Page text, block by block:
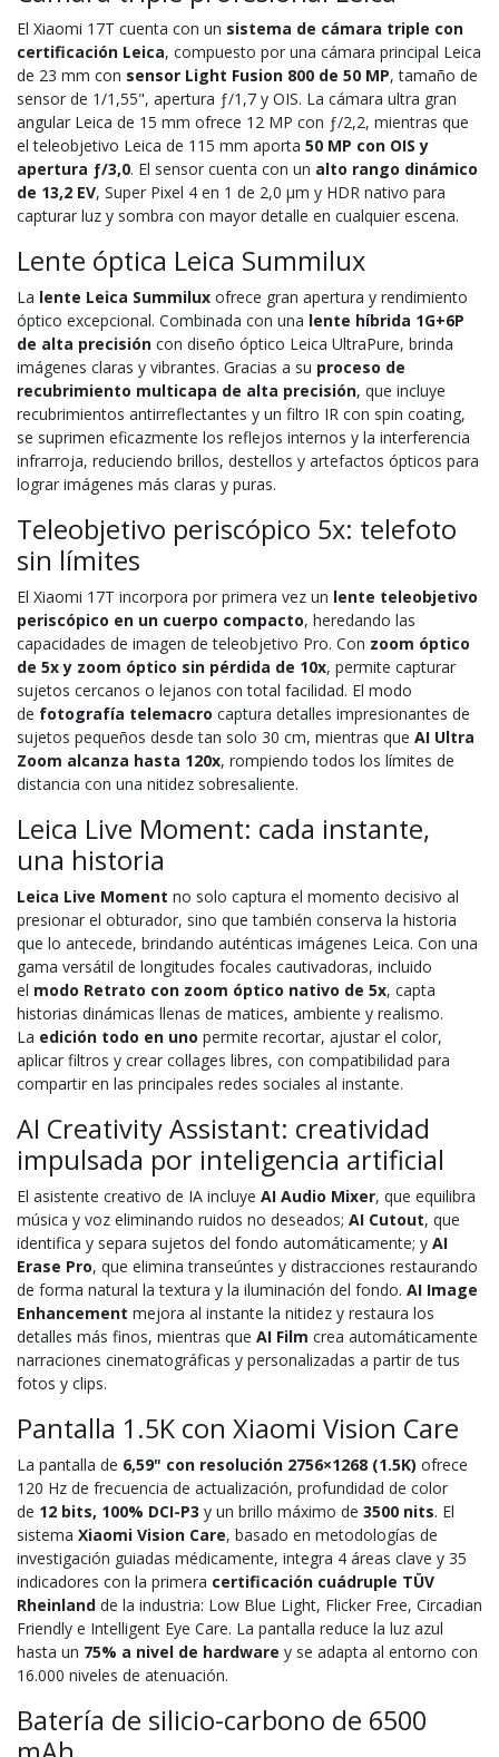
El Xiaomi 17T cuenta con un sistema de cámara triple con
certificación Leica, compuesto por una cámara principal Leica
de 23 mm con sensor Light Fusion 800 de 50 MP, tamaño de
sensor de 1/1,55", apertura ƒ/1,7 y OIS. La cámara ultra gran
angular Leica de 15 mm ofrece 12 MP con ƒ/2,2, mientras que
el teleobjetivo Leica de 115 mm aporta 50 MP con OIS y
apertura ƒ/3,0. El sensor cuenta con un alto rango dinámico
de 13,2 EV, Super Pixel 4 en 1 de 2,0 µm y HDR nativo para
capturar luz y sombra con mayor detalle en cualquier escena.
Lente óptica Leica Summilux
La lente Leica Summilux ofrece gran apertura y rendimiento
óptico excepcional. Combinada con una lente híbrida 1G+6P
de alta precisión con diseño óptico Leica UltraPure, brinda
imágenes claras y vibrantes. Gracias a su proceso de
recubrimiento multicapa de alta precisión, que incluye
recubrimientos antirreflectantes y un filtro IR con spin coating,
se suprimen eficazmente los reflejos internos y la interferencia
infrarroja, reduciendo brillos, destellos y artefactos ópticos para
lograr imágenes más claras y puras.
Teleobjetivo periscópico 5x: telefoto
sin límites
El Xiaomi 17T incorpora por primera vez un lente teleobjetivo
periscópico en un cuerpo compacto, heredando las
capacidades de imagen de teleobjetivo Pro. Con zoom óptico
de 5x y zoom óptico sin pérdida de 10x, permite capturar
sujetos cercanos o lejanos con total facilidad. El modo
de fotografía telemacro captura detalles impresionantes de
sujetos pequeños desde tan solo 30 cm, mientras que AI Ultra
Zoom alcanza hasta 120x, rompiendo todos los límites de
distancia con una nitidez sobresaliente.
Leica Live Moment: cada instante,
una historia
Leica Live Moment no solo captura el momento decisivo al
presionar el obturador, sino que también conserva la historia
que lo antecede, brindando auténticas imágenes Leica. Con una
gama versátil de longitudes focales cautivadoras, incluido
el modo Retrato con zoom óptico nativo de 5x, capta
historias dinámicas llenas de matices, ambiente y realismo.
La edición todo en uno permite recortar, ajustar el color,
aplicar filtros y crear collages libres, con compatibilidad para
compartir en las principales redes sociales al instante.
AI Creativity Assistant: creatividad
impulsada por inteligencia artificial
El asistente creativo de IA incluye AI Audio Mixer, que equilibra
música y voz eliminando ruidos no deseados; AI Cutout, que
identifica y separa sujetos del fondo automáticamente; y AI
Erase Pro, que elimina transeúntes y distracciones restaurando
de forma natural la textura y la iluminación del fondo. AI Image
Enhancement mejora al instante la nitidez y restaura los
detalles más finos, mientras que AI Film crea automáticamente
narraciones cinematográficas y personalizadas a partir de tus
fotos y clips.
Pantalla 1.5K con Xiaomi Vision Care
La pantalla de 6,59" con resolución 2756×1268 (1.5K) ofrece
120 Hz de frecuencia de actualización, profundidad de color
de 12 bits, 100% DCI-P3 y un brillo máximo de 3500 nits. El
sistema Xiaomi Vision Care, basado en metodologías de
investigación guiadas médicamente, integra 4 áreas clave y 35
indicadores con la primera certificación cuádruple TÜV
Rheinland de la industria: Low Blue Light, Flicker Free, Circadian
Friendly e Intelligent Eye Care. La pantalla reduce la luz azul
hasta un 75% a nivel de hardware y se adapta al entorno con
16.000 niveles de atenuación.
Batería de silicio-carbono de 6500